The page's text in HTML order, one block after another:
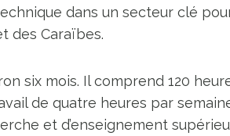
dans un secteur clé
des Caraïbes.
six mois. Il comprend 120
de quatre heures par
et d’enseignement